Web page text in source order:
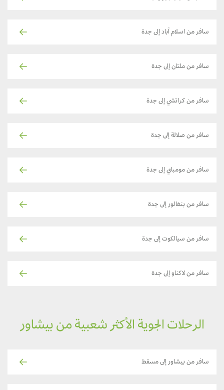
سافر من اسلام آباد إلى جدة
سافر من ملتان إلى جدة
سافر من كراتشي إلى جدة
سافر من صلالة إلى جدة
سافر من مومباي إلى جدة
سافر من بنغالور إلى جدة
سافر من سيالكوت إلى جدة
سافر من لاكناو إلى جدة
الرحلات الجوية الأكثر شعبية من بيشاور
سافر من بيشاور إلى مسقط